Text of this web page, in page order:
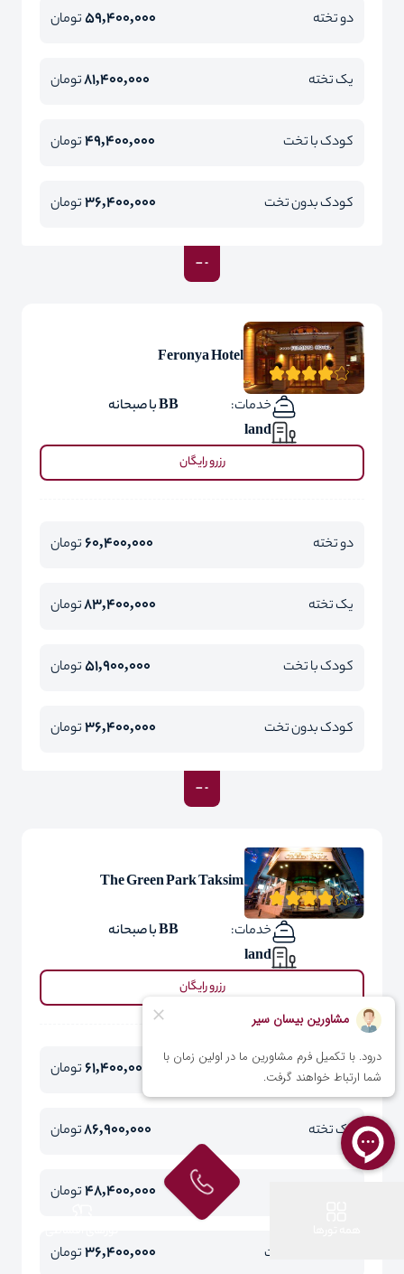
دو تخته 59,400,000تومان
یک تخته 81,400,000تومان
کودک با تخت 49,400,000تومان
کودک بدون تخت 36,400,000تومان
Feronya Hotel
خدمات:
BB با صبحانه
land
رزرو رایگان
دو تخته 60,400,000تومان
یک تخته 83,400,000تومان
کودک با تخت 51,900,000تومان
کودک بدون تخت 36,400,000تومان
The Green Park Taksim
خدمات:
BB با صبحانه
land
رزرو رایگان
دو تخته 61,400,000تومان
یک تخته 86,900,000تومان
48,400,000تومان
کودک بدون تخت 36,400,000تومان